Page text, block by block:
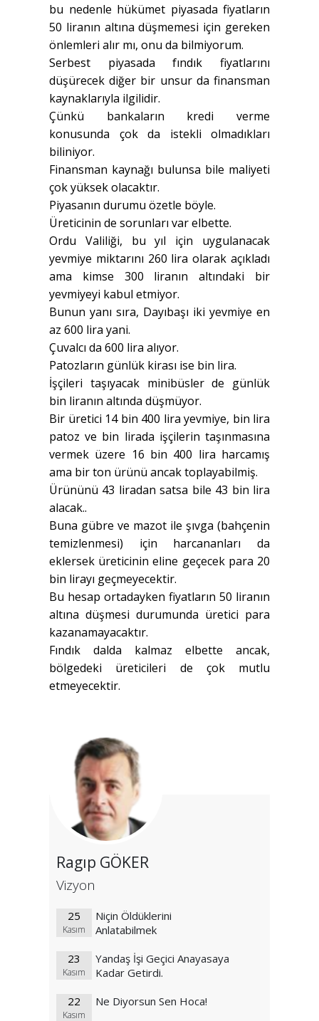
bu nedenle hükümet piyasada fiyatların
50 liranın altına düşmemesi için gereken
önlemleri alır mı, onu da bilmiyorum.
Serbest piyasada fındık fiyatlarını
düşürecek diğer bir unsur da finansman
kaynaklarıyla ilgilidir.
Çünkü bankaların kredi verme
konusunda çok da istekli olmadıkları
biliniyor.
Finansman kaynağı bulunsa bile maliyeti
çok yüksek olacaktır.
Piyasanın durumu özetle böyle.
Üreticinin de sorunları var elbette.
Ordu Valiliği, bu yıl için uygulanacak
yevmiye miktarını 260 lira olarak açıkladı
ama kimse 300 liranın altındaki bir
yevmiyeyi kabul etmiyor.
Bunun yanı sıra, Dayıbaşı iki yevmiye en
az 600 lira yani.
Çuvalcı da 600 lira alıyor.
Patozların günlük kirası ise bin lira.
İşçileri taşıyacak minibüsler de günlük
bin liranın altında düşmüyor.
Bir üretici 14 bin 400 lira yevmiye, bin lira
patoz ve bin lirada işçilerin taşınmasına
vermek üzere 16 bin 400 lira harcamış
ama bir ton ürünü ancak toplayabilmiş.
Ürününü 43 liradan satsa bile 43 bin lira
alacak..
Buna gübre ve mazot ile şıvga (bahçenin
temizlenmesi) için harcananları da
eklersek üreticinin eline geçecek para 20
bin lirayı geçmeyecektir.
Bu hesap ortadayken fiyatların 50 liranın
altına düşmesi durumunda üretici para
kazanamayacaktır.
Fındık dalda kalmaz elbette ancak,
bölgedeki üreticileri de çok mutlu
etmeyecektir.
Ragıp GÖKER
Vizyon
25
Kasım
Niçin Öldüklerini
Anlatabilmek
23
Kasım
Yandaş İşi Geçici Anayasaya
Kadar Getirdi.
22
Kasım
Ne Diyorsun Sen Hoca!